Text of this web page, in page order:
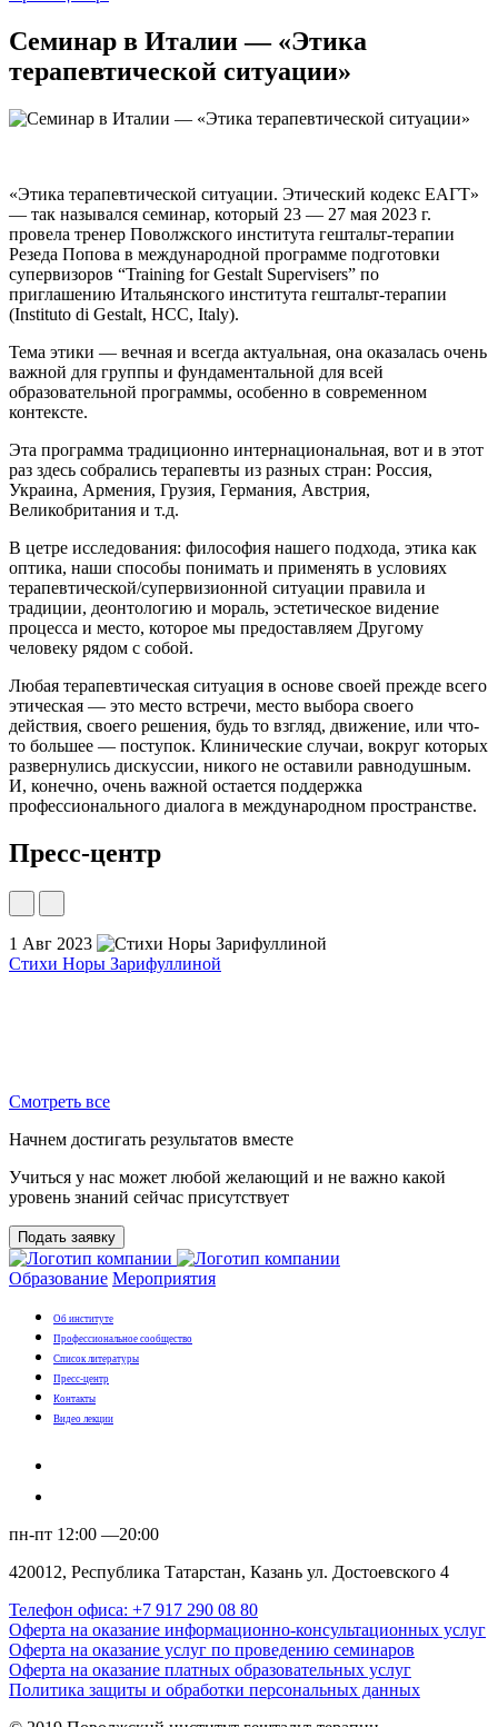
Семинар в Италии — «Этика
терапевтической ситуации»
«Этика терапевтической ситуации. Этический кодекс ЕАГТ»
— так назывался семинар, который 23 — 27 мая 2023 г.
провела тренер Поволжского института гештальт-терапии
Резеда Попова в международной программе подготовки
супервизоров “Training for Gestalt Supervisers” по
приглашению Итальянского института гештальт-терапии
(Instituto di Gestalt, HCC, Italy).
Тема этики — вечная и всегда актуальная, она оказалась очень
важной для группы и фундаментальной для всей
образовательной программы, особенно в современном
контексте.
Эта программа традиционно интернациональная, вот и в этот
раз здесь собрались терапевты из разных стран: Россия,
Украина, Армения, Грузия, Германия, Австрия,
Великобритания и т.д.
В цетре исследования: философия нашего подхода, этика как
оптика, наши способы понимать и применять в условиях
терапевтической/супервизионной ситуации правила и
традиции, деонтологию и мораль, эстетическое видение
процесса и место, которое мы предоставляем Другому
человеку рядом с собой.
Любая терапевтическая ситуация в основе своей прежде всего
этическая — это место встречи, место выбора своего
действия, своего решения, будь то взгляд, движение, или что-
то большее — поступок. Клинические случаи, вокруг которых
развернулись дискуссии, никого не оставили равнодушным.
И, конечно, очень важной остается поддержка
профессионального диалога в международном пространстве.
Пресс-центр
1 Авг 2023
Стихи Норы Зарифуллиной
Смотреть все
Начнем достигать результатов вместе
Учиться у нас может любой желающий и не важно какой
уровень знаний сейчас присутствует
Подать заявку
Образование Мероприятия
Об институте
Профессиональное сообщество
Список литературы
Пресс-центр
Контакты
Видео лекции
пн-пт 12:00 —20:00
420012, Республика Татарстан, Казань ул. Достоевского 4
Телефон офиса: +7 917 290 08 80
Оферта на оказание информационно-консультационных услуг
Оферта на оказание услуг по проведению семинаров
Оферта на оказание платных образовательных услуг
Политика защиты и обработки персональных данных